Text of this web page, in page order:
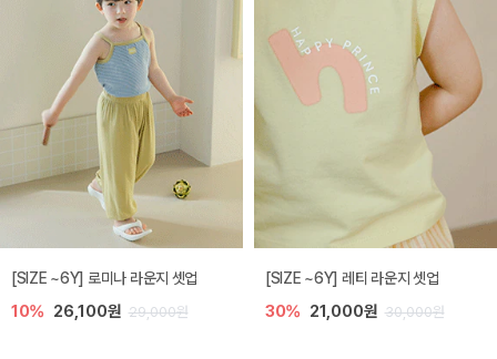
[SIZE ~6Y] 로미나 라운지 셋업
10% 26,100원 29,000원
[SIZE ~6Y] 레티 라운지 셋업
30% 21,000원 30,000원